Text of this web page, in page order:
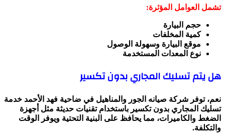
تشمل العوامل المؤثرة:
حجم البيارة
كمية المخلفات
موقع البيارة وسهولة الوصول
نوع المعدات المستخدمة
هل يتم تسليك المجاري بدون تكسير
نعم، توفر شركة صيانه الجور والمناهيل في ضاحية فهد الأحمد خدمة
تسليك المجاري بدون تكسير باستخدام تقنيات حديثة مثل أجهزة
الضغط والكاميرات، مما يحافظ على البنية التحتية ويوفر الوقت
والتكلفة.